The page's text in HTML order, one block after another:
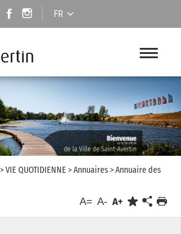
FR
>VIE QUOTIDIENNE >Annuaires>Annuaire des
A= A- A+